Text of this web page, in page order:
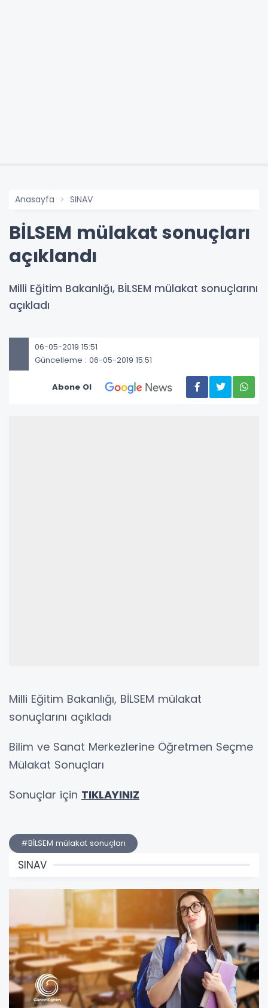
Anasayfa SINAV
BİLSEM mülakat sonuçları
açıklandı
Milli Eğitim Bakanlığı, BİLSEM mülakat sonuçlarını
açıkladı
06-05-2019 15:51
Güncelleme : 06-05-2019 15:51
Abone Ol
Milli Eğitim Bakanlığı, BİLSEM mülakat
sonuçlarını açıkladı
Bilim ve Sanat Merkezlerine Öğretmen Seçme
Mülakat Sonuçları
Sonuçlar için TIKLAYINIZ
#BİLSEM mülakat sonuçları
SINAV